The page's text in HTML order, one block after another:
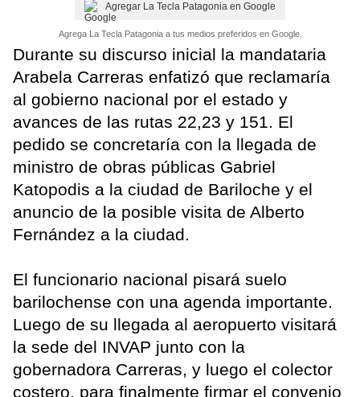
Agregar La Tecla Patagonia en Google
Agrega La Tecla Patagonia a tus medios preferidos en Google.
Durante su discurso inicial la mandataria
Arabela Carreras enfatizó que reclamaría
al gobierno nacional por el estado y
avances de las rutas 22,23 y 151. El
pedido se concretaría con la llegada de
ministro de obras públicas Gabriel
Katopodis a la ciudad de Bariloche y el
anuncio de la posible visita de Alberto
Fernández a la ciudad.
El funcionario nacional pisará suelo
barilochense con una agenda importante.
Luego de su llegada al aeropuerto visitará
la sede del INVAP junto con la
gobernadora Carreras, y luego el colector
costero, para finalmente firmar el convenio